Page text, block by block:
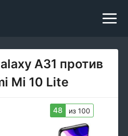
A31 против
Mi 10 Lite
48 из 100